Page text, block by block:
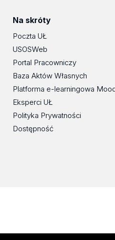
Na skróty
Poczta UŁ
USOSWeb
Portal Pracowniczy
Baza Aktów Własnych
Platforma e-learningowa
Eksperci UŁ
Polityka Prywatności
Dostępność